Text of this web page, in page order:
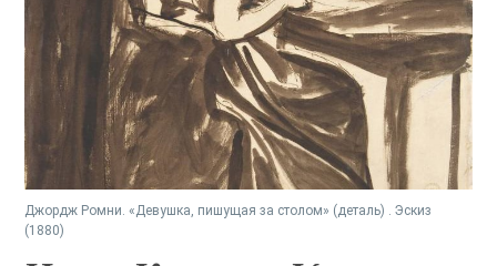
Джордж Ромни. «Девушка, пишущая за столом» (деталь) . Эскиз
(1880)